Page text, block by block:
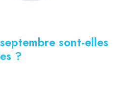
sont-elles
?